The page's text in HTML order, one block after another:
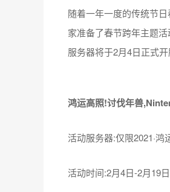
随着一年一度的传统节
家准备了春节跨年主题
服务器将于2月4日正式